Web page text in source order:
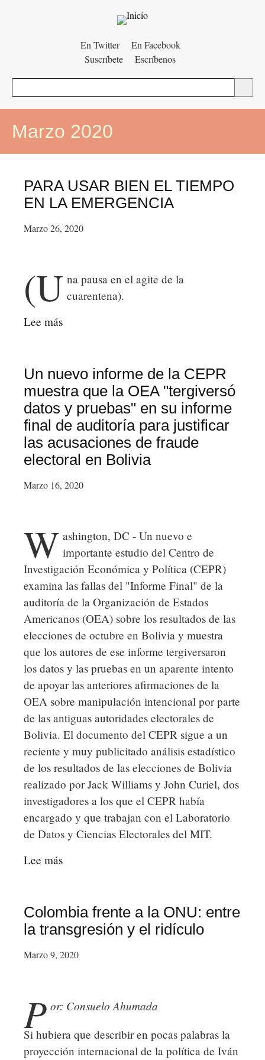
En Twitter
En Facebook
Suscríbete
Escríbenos
Marzo 2020
PARA USAR BIEN EL TIEMPO
EN LA EMERGENCIA
Marzo 26, 2020
(U na pausa en el agite de la
cuarentena).
Lee más
BIEN
EL
TIEMPO
EN
LA
EMERGENCIA
Un nuevo informe de la CEPR
muestra que la OEA "tergiversó
datos y pruebas" en su informe
final de auditoría para justificar
las acusaciones de fraude
electoral en Bolivia
Marzo 16, 2020
W ashington, DC - Un nuevo e
importante estudio del Centro de
Investigación Económica y Política (CEPR)
examina las fallas del "Informe Final" de la
auditoría de la Organización de Estados
Americanos (OEA) sobre los resultados de las
elecciones de octubre en Bolivia y muestra
que los autores de ese informe tergiversaron
los datos y las pruebas en un aparente intento
de apoyar las anteriores afirmaciones de la
OEA sobre manipulación intencional por parte
de las antiguas autoridades electorales de
Bolivia. El documento del CEPR sigue a un
reciente y muy publicitado análisis estadístico
de los resultados de las elecciones de Bolivia
realizado por Jack Williams y John Curiel, dos
investigadores a los que el CEPR había
encargado y que trabajan con el Laboratorio
de Datos y Ciencias Electorales del MIT.
Lee más
informe
de
CEPR
la
"tergiversó
Colombia frente a la ONU: entre
la transgresión y el ridículo
Marzo 9, 2020
P or: Consuelo Ahumada
Si hubiera que describir en pocas palabras la
proyección internacional de la política de Iván